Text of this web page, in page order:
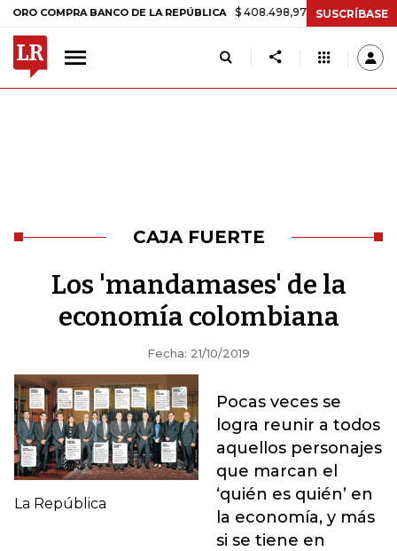
COMPRA BANCO DE LA REPÚBLICA $ 408.498,97 +$ 8.753,81 +2,19%
SUSCRÍBASE
CAJA FUERTE
Los 'mandamases' de la
economía colombiana
Fecha: 21/10/2019
La República
Pocas veces se
logra reunir a todos
aquellos personajes
que marcan el
‘quién es quién’ en
la economía, y más
si se tiene en